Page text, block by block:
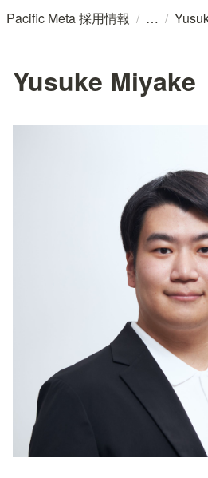
Pacific Meta 採用情報 / /
Yusuke Miyake